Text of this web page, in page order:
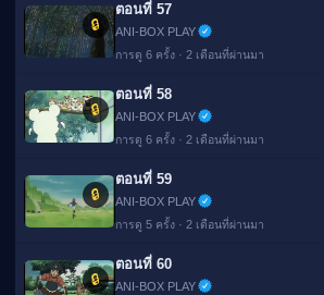
🔒
ตอนที่ 57
ANI-BOX PLAY
การดู 6 ครั้ง · 2 เดือนที่ผ่านมา
🔒
ตอนที่ 58
ANI-BOX PLAY
การดู 6 ครั้ง · 2 เดือนที่ผ่านมา
🔒
ตอนที่ 59
ANI-BOX PLAY
การดู 5 ครั้ง · 2 เดือนที่ผ่านมา
🔒
ตอนที่ 60
ANI-BOX PLAY